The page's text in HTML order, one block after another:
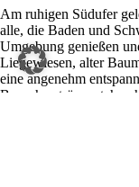
Am ruhigen Südufer
alle, die Baden und
Umgebung genießen
Liegewiesen, alter
eine angenehm
Besucherströme